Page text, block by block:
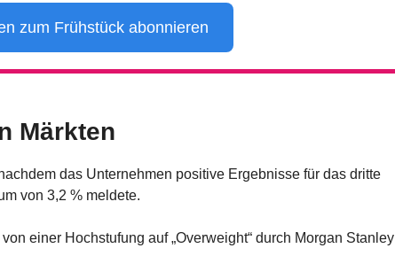
zum Frühstück abonnieren
Märkten
das Unternehmen positive Ergebnisse für das dritte
von 3,2 % meldete.
einer Hochstufung auf „Overweight“ durch Morgan Stanley